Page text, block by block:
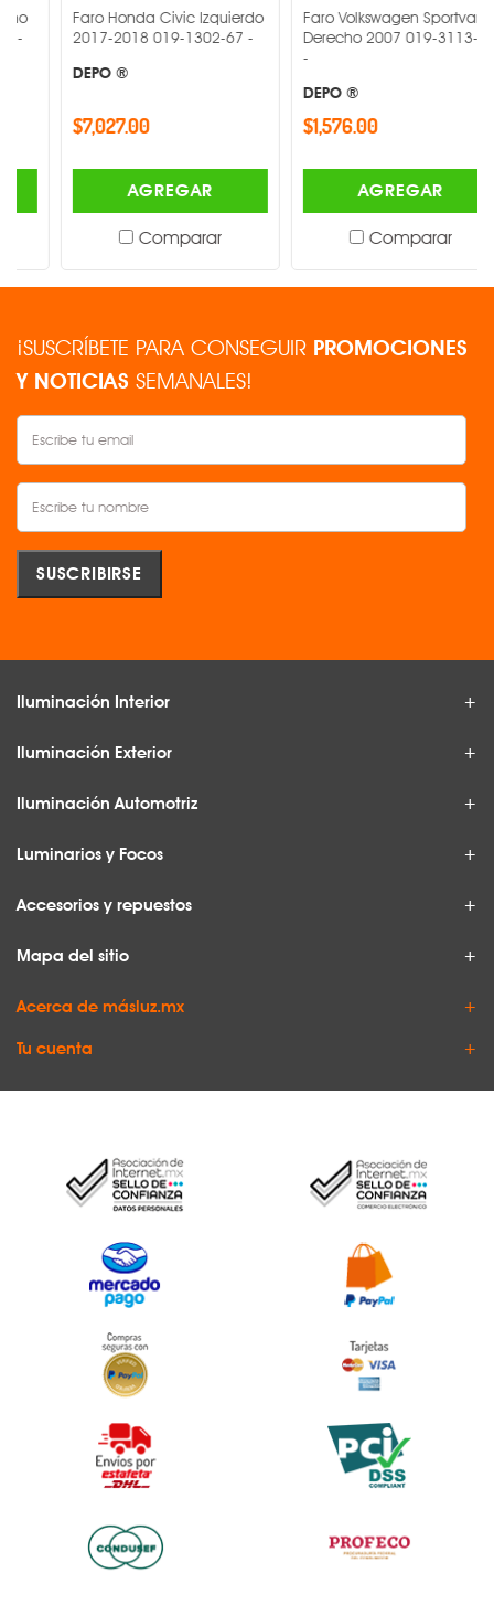
Faro Honda Civic Izquierdo
2017-2018 019-1302-67 -
DEPO ®
$7,027.00
AGREGAR
Comparar
Faro Volkswagen Sportvan
Derecho 2007 019-3113-06
DEPO ®
$1,576.00
AGREGAR
Comparar
¡SUSCRÍBETE PARA CONSEGUIR PROMOCIONES
Y NOTICIAS SEMANALES!
Iluminación Interior
Iluminación Exterior
Iluminación Automotriz
Luminarios y Focos
Accesorios y repuestos
Mapa del sitio
Acerca de másluz.mx
Tu cuenta